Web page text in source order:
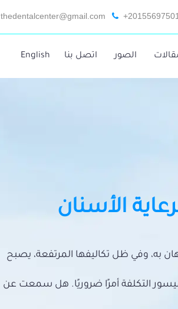
thedentalcenter@gmail.com
الصور اتصل بنا English
الأسنان
به، وفي ظل تكاليفها المرتفعة، يصبح
التكلفة أمرًا ضروريًا. هل سمعت عن